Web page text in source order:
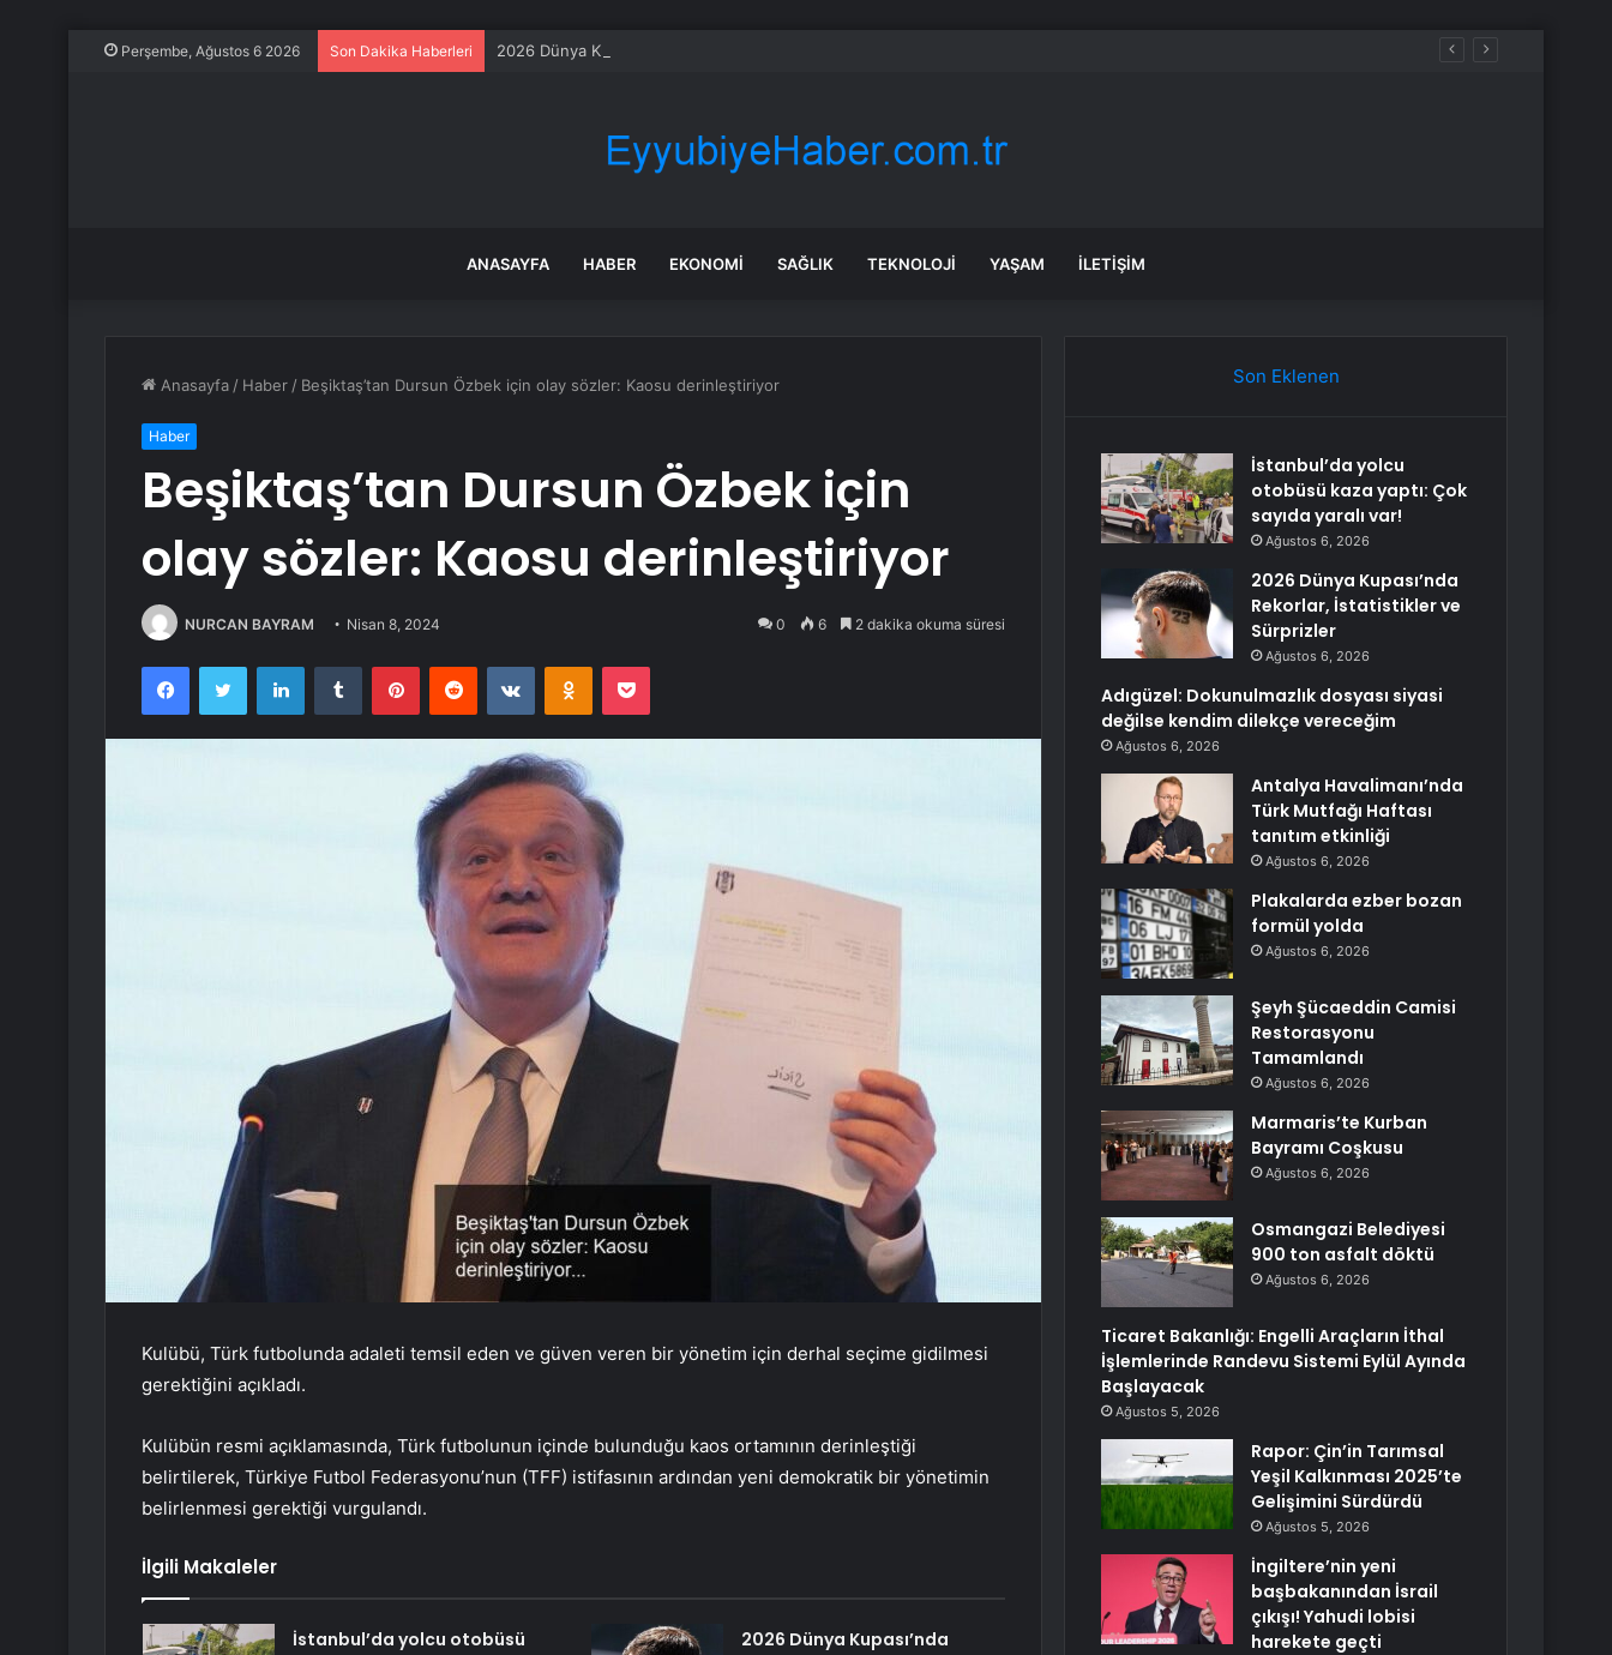
Perşembe, Ağustos 6 2026 Son Dakika Haberleri 2026 Dünya Kupası’nda Rekorlar, İstatistikler ve Sürprizler
ANASAYFA HABER EKONOMI SAĞLIK TEKNOLOJI YAŞAM İLETIŞIM
Anasayfa / Haber / Beşiktaş’tan Dursun Özbek için olay sözler: Kaosu derinleştiriyor
Haber
Beşiktaş’tan Dursun Özbek için
olay sözler: Kaosu derinleştiriyor
NURCAN BAYRAM Nisan 8, 2024 0 6 2 dakika okuma süresi
FacebookTwitter LinkedInTumblr PinterestReddit VKontakteOdnoklassniki
Pocket
Kulübü, Türk futbolunda adaleti temsil eden ve güven veren bir yönetim için derhal seçime gidilmesi
gerektiğini açıkladı.
Kulübün resmi açıklamasında, Türk futbolunun içinde bulunduğu kaos ortamının derinleştiği
belirtilerek, Türkiye Futbol Federasyonu’nun (TFF) istifasının ardından yeni demokratik bir yönetimin
belirlenmesi gerektiği vurgulandı.
İlgili Makaleler
İstanbul’da yolcu otobüsü
2026 Dünya Kupası’nda
Son Eklenen
İstanbul’da yolcu
otobüsü kaza yaptı: Çok
sayıda yaralı var!
Ağustos 6, 2026
2026 Dünya Kupası’nda
Rekorlar, İstatistikler ve
Sürprizler
Ağustos 6, 2026
Adıgüzel: Dokunulmazlık dosyası siyasi
değilse kendim dilekçe vereceğim
Ağustos 6, 2026
Antalya Havalimanı’nda
Türk Mutfağı Haftası
tanıtım etkinliği
Ağustos 6, 2026
Plakalarda ezber bozan
formül yolda
Ağustos 6, 2026
Şeyh Şücaeddin Camisi
Restorasyonu
Tamamlandı
Ağustos 6, 2026
Marmaris’te Kurban
Bayramı Coşkusu
Ağustos 6, 2026
Osmangazi Belediyesi
900 ton asfalt döktü
Ağustos 6, 2026
Ticaret Bakanlığı: Engelli Araçların İthal
İşlemlerinde Randevu Sistemi Eylül Ayında
Başlayacak
Ağustos 5, 2026
Rapor: Çin’in Tarımsal
Yeşil Kalkınması 2025’te
Gelişimini Sürdürdü
Ağustos 5, 2026
İngiltere’nin yeni
başbakanından İsrail
çıkışı! Yahudi lobisi
harekete geçti